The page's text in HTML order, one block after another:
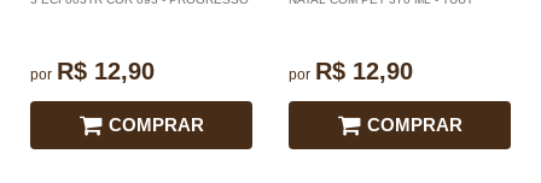
por R$ 12,90
COMPRAR
por R$ 12,90
COMPRAR